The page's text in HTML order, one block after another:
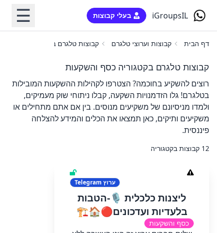
iGroupsIL בעלי קבוצות ☰
דף הבית קבוצות וערוצי טלגרם קבוצות טלגרם בקטגוריה כסף
קבוצות טלגרם בקטגוריה כסף והשקעות
רוצים להשקיע בחוכמה? הצטרפו לקהילות ההשקעות המובילות
בטלגרם! גלו הזדמנויות השקעה, קבלו ניתוחי שוק מעמיקים,
ולמדו מניסיונם של משקיעים מנוסים. בין אם אתם מתחילים או
משקיעים ותיקים, כאן תמצאו את הכלים והמידע להצלחה
פיננסית.
12 קבוצות בקטגוריה
ערוץ
ליצנות כלכלית 🎙️-הטבות
בלעדיות ועדכונים🔴🏠🏗️
כסף והשקעות